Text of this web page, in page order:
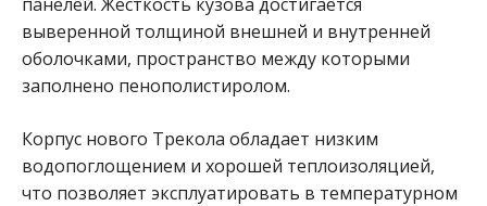
выверенной толщиной внешней и внутренней
оболочками, пространство между которыми
заполнено пенополистиролом.
Корпус нового Трекола обладает низким
водопоглощением и хорошей теплоизоляцией,
что позволяет эксплуатировать в температурном